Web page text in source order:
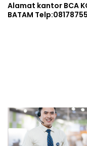
Alamat kantor BCA
BATAM